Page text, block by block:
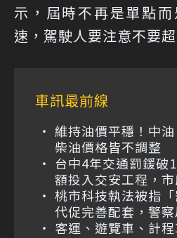
示，屆時不再是單點
速，駕駛人要注意不要超
車訊最前線
維持油價平穩！中
柴油價格皆不調整
台中4年交通罰鍰破
額投入交安工程，
桃市科技執法被指
代促完善配套，警
客運、遊覽車、計